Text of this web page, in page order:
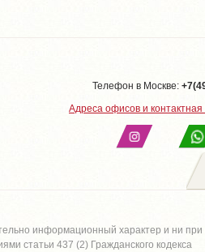
Телефон в Москве:
Адреса офисов и
информационный характер и ни при
статьи 437 (2) Гражданского кодекса